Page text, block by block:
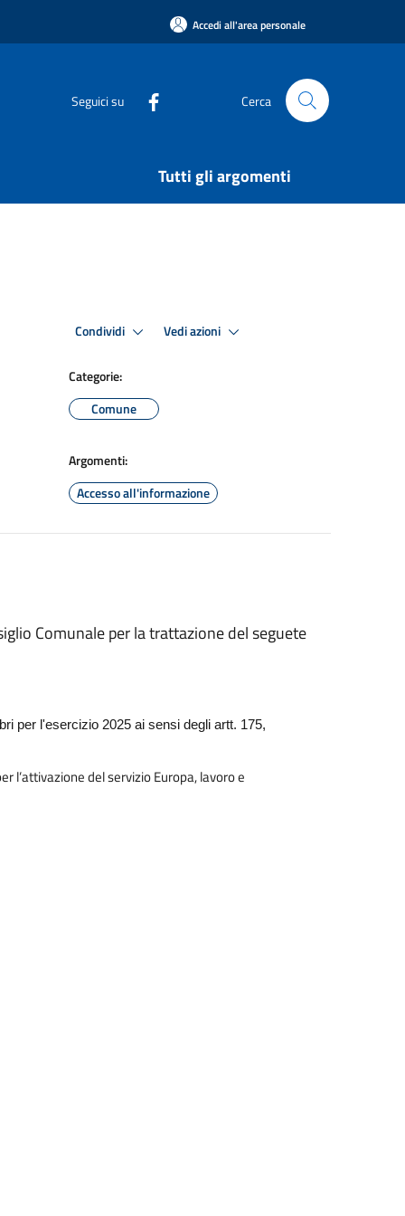
Accedi all'area personale
Seguici su Cerca
Tutti gli argomenti
Condividi Vedi azioni
Categorie:
Comune
Argomenti:
Accesso all'informazione
Comunale per la trattazione del seguete
per l'esercizio 2025 ai sensi degli artt. 175,
l’attivazione del servizio Europa, lavoro e